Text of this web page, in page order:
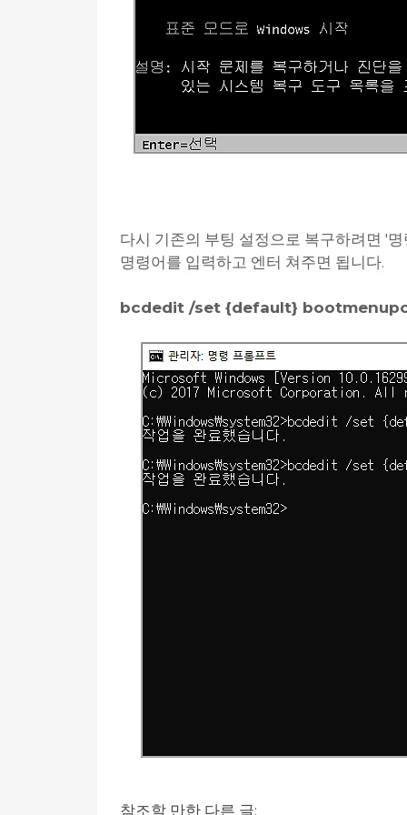
다시 기존의 부팅 설정으로 복구하려면 '
명령어를 입력하고 엔터 쳐주면 됩니다.
bcdedit /set {default}
참조할 만한 다른 글: